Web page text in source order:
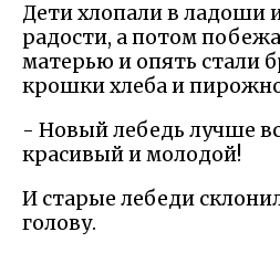
Дети хлопали в ладоши
радости, а потом
матерью и опять стали
крошки хлеба и
- Новый лебедь лучше
красивый и молодой!
И старые лебеди
голову.